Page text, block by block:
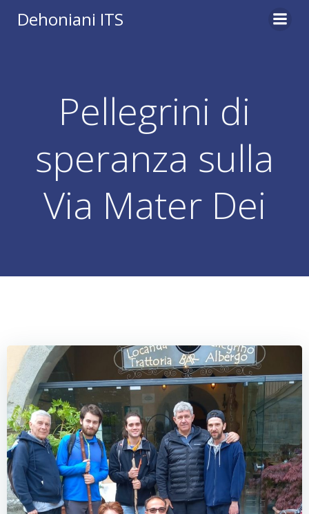
Dehoniani ITS
Pellegrini di
speranza sulla
Via Mater Dei